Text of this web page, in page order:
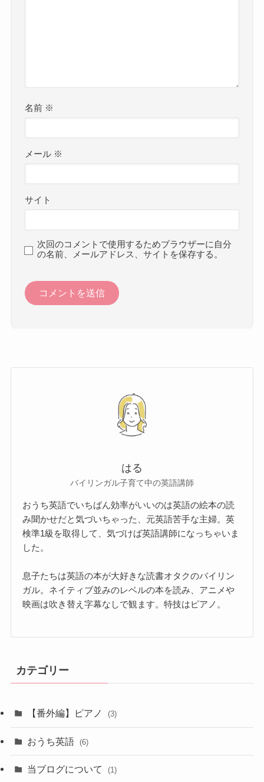
名前 ※
メール ※
サイト
次回のコメントで使用するためブラウザーに自分
の名前、メールアドレス、サイトを保存する。
はる
バイリンガル子育て中の英語講師
おうち英語でいちばん効率がいいのは英語の絵本の読
み聞かせだと気づいちゃった、元英語苦手な主婦。英
検準1級を取得して、気づけば英語講師になっちゃいま
した。
息子たちは英語の本が大好きな読書オタクのバイリン
ガル。ネイティブ並みのレベルの本を読み、アニメや
映画は吹き替え字幕なしで観ます。特技はピアノ。
カテゴリー
【番外編】ピアノ (3)
おうち英語 (6)
当ブログについて (1)